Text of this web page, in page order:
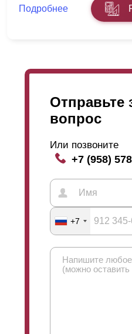
Подробнее
Отправьте
вопрос
Или позвоните
+7 (958)
+7